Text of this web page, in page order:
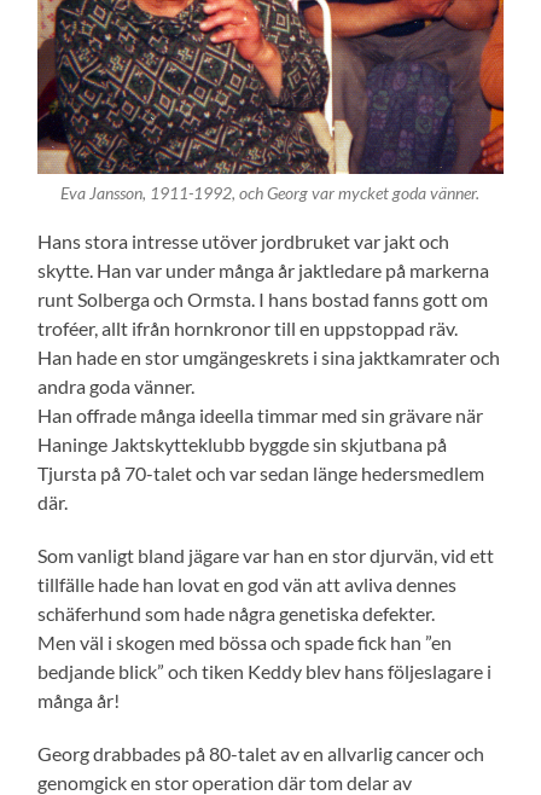
Eva Jansson, 1911-1992, och Georg var mycket goda vänner.
Hans stora intresse utöver jordbruket var jakt och
skytte. Han var under många år jaktledare på markerna
runt Solberga och Ormsta. I hans bostad fanns gott om
troféer, allt ifrån hornkronor till en uppstoppad räv.
Han hade en stor umgängeskrets i sina jaktkamrater och
andra goda vänner.
Han offrade många ideella timmar med sin grävare när
Haninge Jaktskytteklubb byggde sin skjutbana på
Tjursta på 70-talet och var sedan länge hedersmedlem
där.
Som vanligt bland jägare var han en stor djurvän, vid ett
tillfälle hade han lovat en god vän att avliva dennes
schäferhund som hade några genetiska defekter.
Men väl i skogen med bössa och spade fick han ”en
bedjande blick” och tiken Keddy blev hans följeslagare i
många år!
Georg drabbades på 80-talet av en allvarlig cancer och
genomgick en stor operation där tom delar av